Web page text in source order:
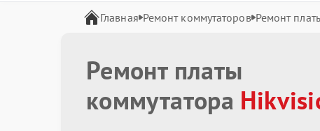
Главная Ремонт коммутаторов Ремонт
Ремонт платы
коммутатора